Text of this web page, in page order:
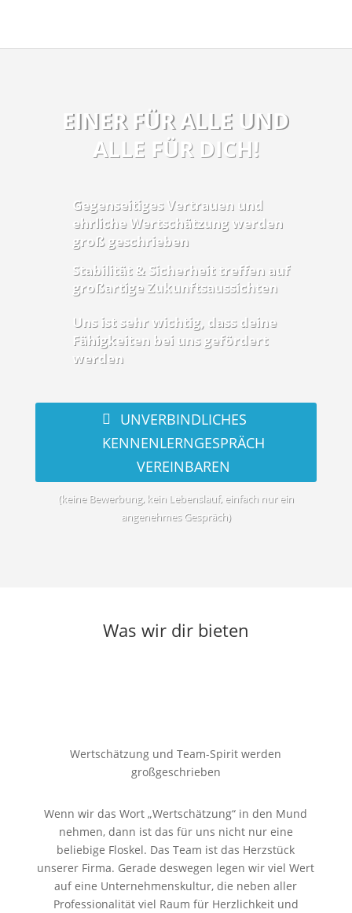
EINER FÜR ALLE UND
ALLE FÜR DICH!
Gegenseitiges Vertrauen und
ehrliche Wertschätzung werden
groß geschrieben
Stabilität & Sicherheit treffen auf
großartige Zukunftsaussichten
Uns ist sehr wichtig, dass deine
Fähigkeiten bei uns gefördert
werden
UNVERBINDLICHES
KENNENLERNGESPRÄCH
VEREINBAREN
(keine Bewerbung, kein Lebenslauf, einfach nur ein
angenehmes Gespräch)
Was wir dir bieten
Wertschätzung und Team-Spirit werden
großgeschrieben
Wenn wir das Wort „Wertschätzung“ in den Mund
nehmen, dann ist das für uns nicht nur eine
beliebige Floskel. Das Team ist das Herzstück
unserer Firma. Gerade deswegen legen wir viel Wert
auf eine Unternehmenskultur, die neben aller
Professionalität viel Raum für Herzlichkeit und